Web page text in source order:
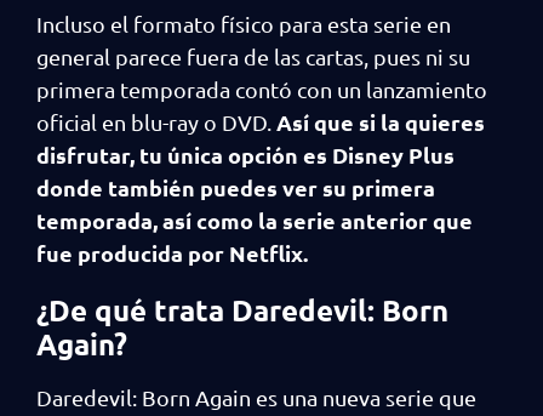
Incluso el formato físico para esta serie en
general parece fuera de las cartas, pues ni su
primera temporada contó con un lanzamiento
oficial en blu-ray o DVD. Así que si la quieres
disfrutar, tu única opción es Disney Plus
donde también puedes ver su primera
temporada, así como la serie anterior que
fue producida por Netflix.
¿De qué trata Daredevil: Born
Again?
Daredevil: Born Again es una nueva serie que